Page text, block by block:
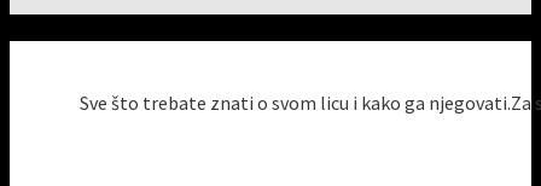
Sve što trebate znati o svom licu i kako ga njegovati.Za